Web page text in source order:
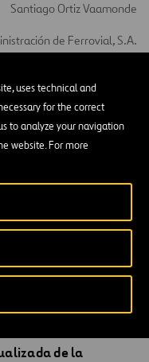
uses technical and
for the correct
to analyze your navigation
website. For more
Santiago Ortiz Vaamonde
de Ferrovial, S.A.
al amparo de su
propias entre el 27
de la